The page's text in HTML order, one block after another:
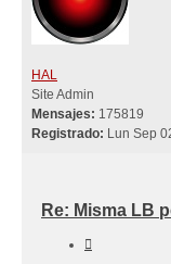
HAL
Site Admin
Mensajes: 175819
Registrado: Lun Sep
Re: Misma LB